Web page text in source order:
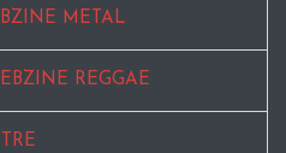
METAL
REGGAE